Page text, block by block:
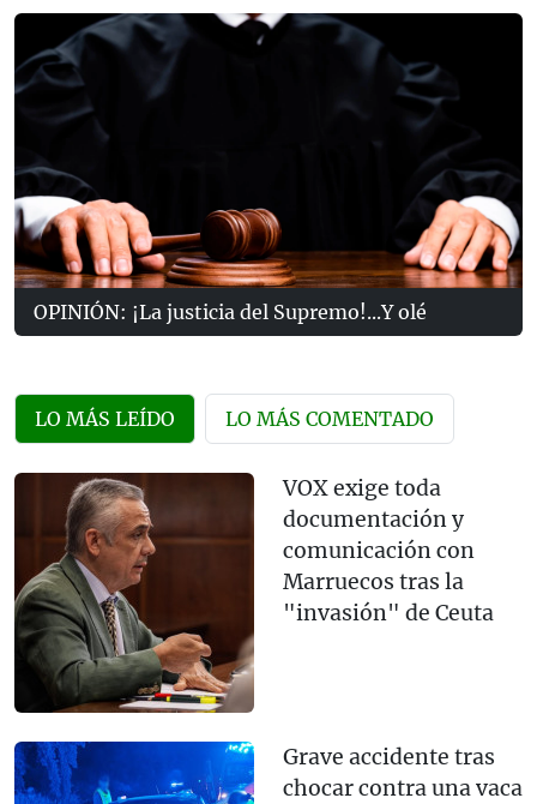
OPINIÓN: ¡La justicia del Supremo!...Y olé
LO MÁS LEÍDO LO MÁS COMENTADO
VOX exige toda
documentación y
comunicación con
Marruecos tras la
"invasión" de Ceuta
Grave accidente tras
chocar contra una vaca